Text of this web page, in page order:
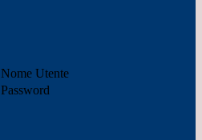
Nome Utente
Password